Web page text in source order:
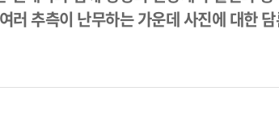
러 추측이 난무하는 가운데 사진에 대한